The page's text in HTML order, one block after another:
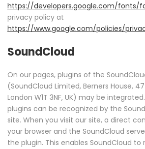
https://developers.google.com/fonts/
privacy policy at
https://www.google.com/policies/
SoundCloud
On our pages, plugins of the
(SoundCloud Limited, Berners House,
London W1T 3NF, UK) may be
plugins can be recognized by the
site. When you visit our site, a direct
your browser and the SoundCloud
the plugin. This enables SoundCloud